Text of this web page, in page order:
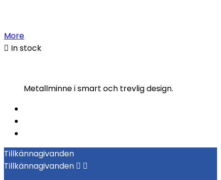
More
 In stock
Metallminne i smart och trevlig design.
Tillkännagivanden
Tillkännagivanden  